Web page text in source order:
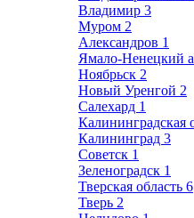
Владимир 3
Муром 2
Александров 1
Ямало-Ненецкий
Ноябрьск 2
Новый Уренгой 2
Салехард 1
Калининградская
Калининград 3
Советск 1
Зеленоградск 1
Тверская область 6
Тверь 2